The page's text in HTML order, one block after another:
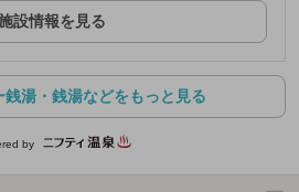
設情報を見る
銭湯・銭湯などをもっと見る
by